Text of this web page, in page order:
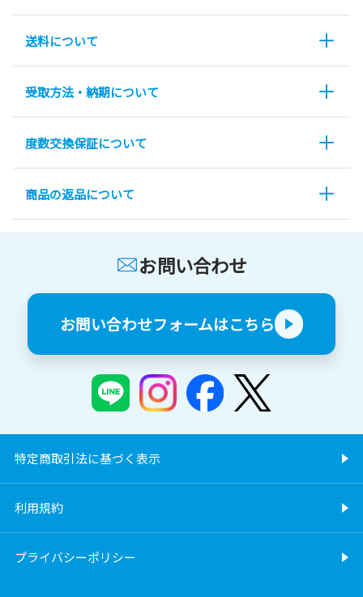
送料について
受取方法・納期について
度数交換保証について
商品の返品について
お問い合わせ
お問い合わせフォームはこちら
特定商取引法に基づく表示
利用規約
プライバシーポリシー